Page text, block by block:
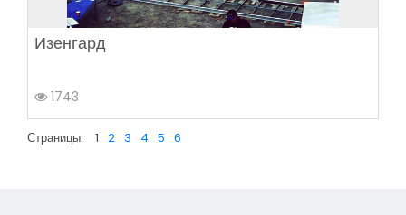
Изенгард
1743
Страницы: 1 2 3 4 5 6